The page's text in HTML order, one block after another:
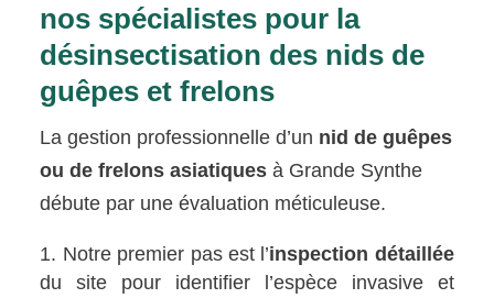
nos spécialistes pour la
désinsectisation des nids de
guêpes et frelons
La gestion professionnelle d’un nid de guêpes
ou de frelons asiatiques à Grande Synthe
débute par une évaluation méticuleuse.
Notre premier pas est l’inspection détaillée
du site pour identifier l’espèce invasive et